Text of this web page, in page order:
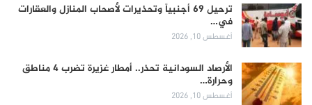
ترحيل 69 أجنبياً وتحذيرات لأصحاب المنازل والعقارات
في…
أغسطس 10, 2026
الأرصاد السودانية تحذر.. أمطار غزيرة تضرب 4 مناطق
وحرارة…
أغسطس 10, 2026